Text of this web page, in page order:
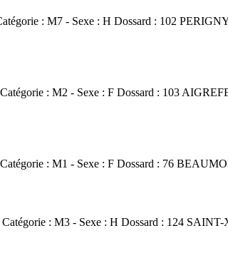
: M7 - Sexe : H Dossard : 102
Catégorie : M2 - Sexe : F Dossard : 103
Catégorie : M1 - Sexe : F Dossard : 76
Catégorie : M3 - Sexe : H Dossard : 124 SAINT-